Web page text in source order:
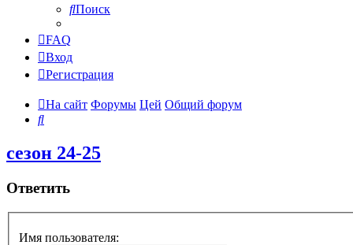
Поиск
FAQ
Вход
Регистрация
На сайт Форумы Цей Общий форум
Поиск
сезон 24-25
Ответить
Имя пользователя: